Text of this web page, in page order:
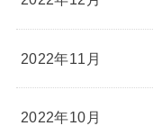
2022年11月
2022年10月